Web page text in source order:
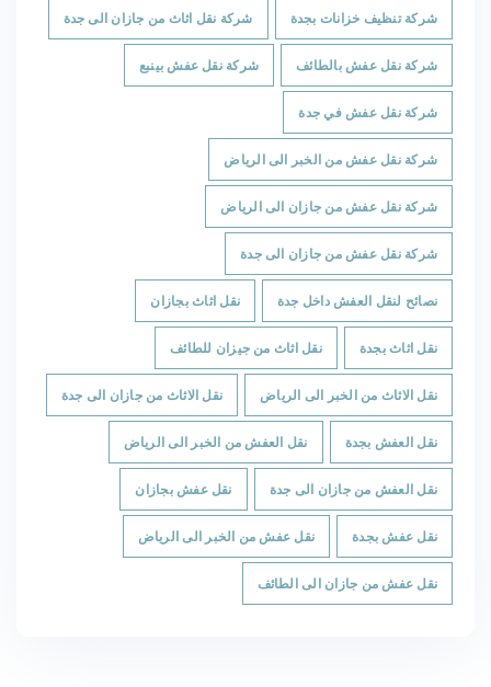
شركة تنظيف خزانات بجدة شركة نقل اثاث من جازان الى جدة
شركة نقل عفش بالطائف شركة نقل عفش بينبع
شركة نقل عفش في جدة
شركة نقل عفش من الخبر الى الرياض
شركة نقل عفش من جازان الى الرياض
شركة نقل عفش من جازان الى جدة
نصائح لنقل العفش داخل جدة نقل اثاث بجازان
نقل اثاث بجدة نقل اثاث من جيزان للطائف
نقل الاثاث من الخبر الى الرياض نقل الاثاث من جازان الى جدة
نقل العفش بجدة نقل العفش من الخبر الى الرياض
نقل العفش من جازان الى جدة نقل عفش بجازان
نقل عفش بجدة نقل عفش من الخبر الى الرياض
نقل عفش من جازان الى الطائف